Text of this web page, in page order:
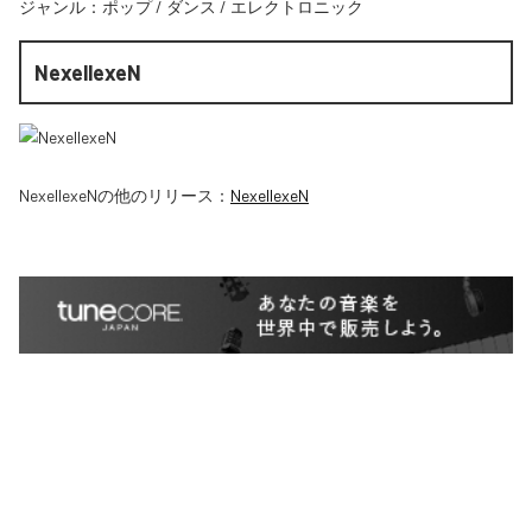
ジャンル： ポップ/ ダンス / エレクトロニック
NexellexeN
NexellexeNの他のリリース： NexellexeN